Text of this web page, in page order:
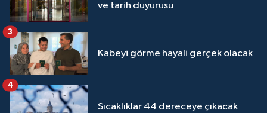
ve tarih duyurusu
Kabeyi görme hayali gerçek olacak
3
Sıcaklıklar 44 dereceye çıkacak
4